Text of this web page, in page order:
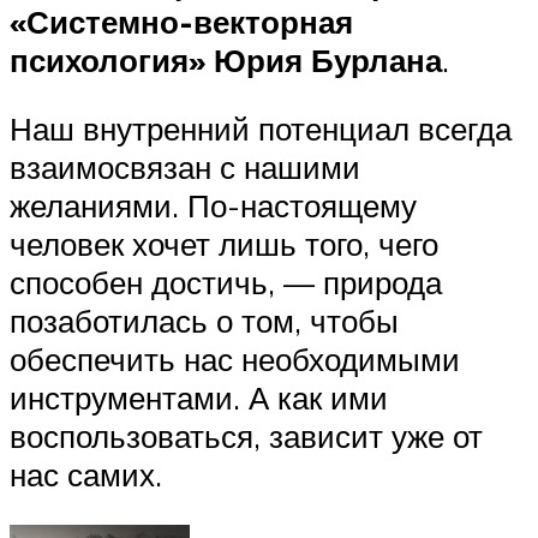
«Системно-векторная
психология» Юрия Бурлана.
Наш внутренний потенциал всегда
взаимосвязан с нашими
желаниями. По-настоящему
человек хочет лишь того, чего
способен достичь, — природа
позаботилась о том, чтобы
обеспечить нас необходимыми
инструментами. А как ими
воспользоваться, зависит уже от
нас самих.